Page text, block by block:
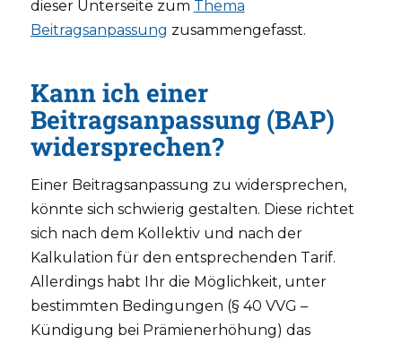
dieser Unterseite zum Thema
Beitragsanpassung zusammengefasst.
Kann ich einer
Beitragsanpassung (BAP)
widersprechen?
Einer Beitragsanpassung zu widersprechen,
könnte sich schwierig gestalten. Diese richtet
sich nach dem Kollektiv und nach der
Kalkulation für den entsprechenden Tarif.
Allerdings habt Ihr die Möglichkeit, unter
bestimmten Bedingungen (§ 40 VVG –
Kündigung bei Prämienerhöhung) das